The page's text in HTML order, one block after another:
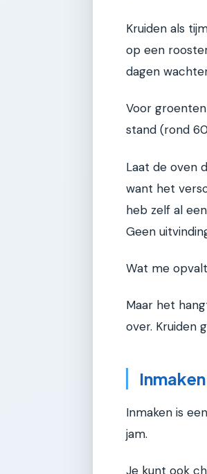
Kruiden als
op een
dagen
Voor
stand (rond
Laat de oven
want het
heb zelf al
Geen
Wat me
Maar het
over. Kruiden
Inmaken is
jam.
Je kunt ook